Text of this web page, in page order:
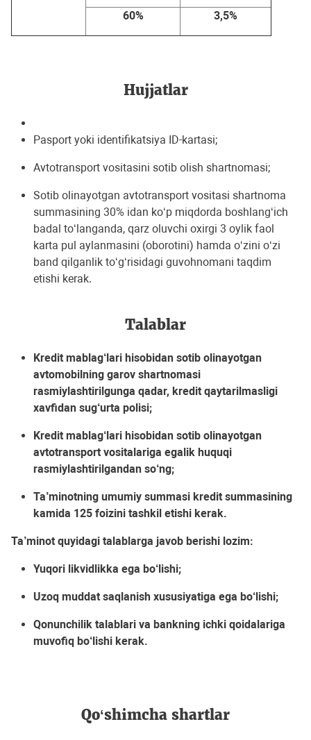
60% 3,5%
Hujjatlar
Pasport yoki identifikatsiya ID-kartasi;
Avtotransport vositasini sotib olish shartnomasi;
Sotib olinayotgan avtotransport vositasi shartnoma
summasining 30% idan koʻp miqdorda boshlangʻich
badal toʻlanganda, qarz oluvchi oxirgi 3 oylik faol
karta pul aylanmasini (oborotini) hamda oʻzini oʻzi
band qilganlik toʻgʻrisidagi guvohnomani taqdim
etishi kerak.
Talablar
Kredit mablag‘lari hisobidan sotib olinayotgan
avtomobilning garov shartnomasi
rasmiylashtirilgunga qadar, kredit qaytarilmasligi
xavfidan sug‘urta polisi;
Kredit mablag‘lari hisobidan sotib olinayotgan
avtotransport vositalariga egalik huquqi
rasmiylashtirilgandan so‘ng;
Ta’minotning umumiy summasi kredit summasining
kamida 125 foizini tashkil etishi kerak.
Ta’minot quyidagi talablarga javob berishi lozim:
Yuqori likvidlikka ega bo‘lishi;
Uzoq muddat saqlanish xususiyatiga ega bo‘lishi;
Qonunchilik talablari va bankning ichki qoidalariga
muvofiq bo‘lishi kerak.
Qo‘shimcha shartlar